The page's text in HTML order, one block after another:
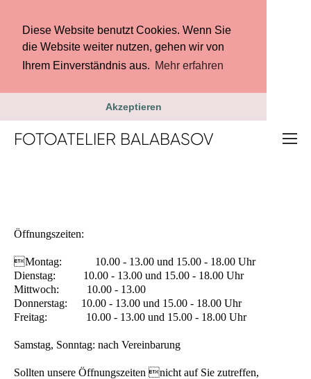
Diese Website benutzt Cookies. Wenn Sie
die Website weiter nutzen, gehen wir von
Ihrem Einverständnis aus. Mehr erfahren
Akzeptieren
FOTOATELIER BALABASOV
Öffnungszeiten:
Montag: 10.00 - 13.00 und 15.00 - 18.00 Uhr
Dienstag: 10.00 - 13.00 und 15.00 - 18.00 Uhr
Mittwoch: 10.00 - 13.00
Donnerstag: 10.00 - 13.00 und 15.00 - 18.00 Uhr
Freitag: 10.00 - 13.00 und 15.00 - 18.00 Uhr
Samstag, Sonntag: nach Vereinbarung
Sollten unsere Öffnungszeiten nicht auf Sie zutreffen,